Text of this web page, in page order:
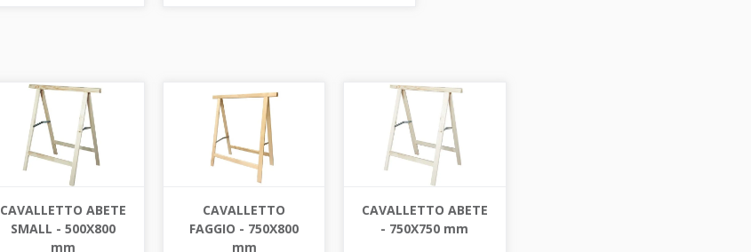
CAVALLETTO ABETE
SMALL - 500X800
mm
CAVALLETTO
FAGGIO - 750X800
mm
CAVALLETTO ABETE
- 750X750 mm